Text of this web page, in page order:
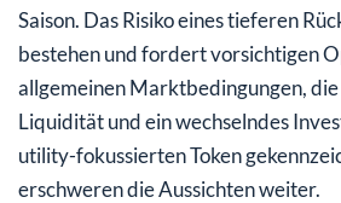
Saison. Das Risiko eines tieferen
bestehen und fordert vorsichtigen
allgemeinen Marktbedingungen,
Liquidität und ein wechselndes
utility-fokussierten Token
erschweren die Aussichten weiter.